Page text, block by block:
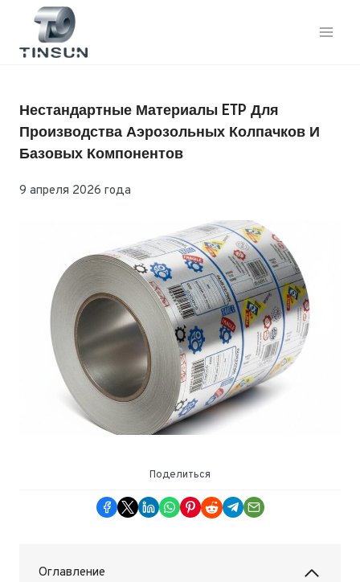
Перейти
контенту
Нестандартные Материалы ETP Для
Производства Аэрозольных Колпачков И
Базовых Компонентов
9 апреля 2026 года
Поделиться
Оглавление